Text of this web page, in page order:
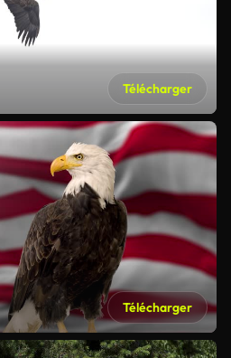
Télécharger
Télécharger